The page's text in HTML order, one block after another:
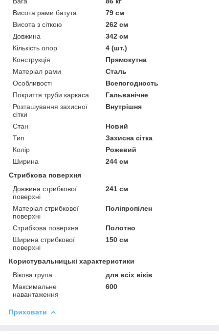
Висота рами батута
79 см
Висота з сіткою
262 см
Довжина
342 см
Кількість опор
4 (шт.)
Конструкція
Прямокутна
Матеріал рами
Сталь
Особливості
Всепогодность
Покриття труби каркаса
Гальванічне
Розташування захисної
сітки
Внутрішня
Стан
Новий
Тип
Захисна сітка
Колір
Рожевий
Ширина
244 см
Стрибкова поверхня
Довжина стрибкової
поверхні
241 см
Матеріал стрибкової
поверхні
Поліпропілен
Стрибкова поверхня
Полотно
Ширина стрибкової
поверхні
150 см
Користувальницькі характеристики
Вікова група
для всіх віків
Максимальне
навантаження
600
Приховати